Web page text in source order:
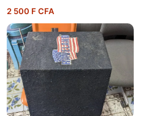
2 500 F CFA